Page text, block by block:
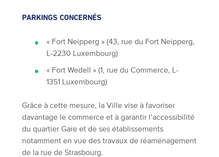
PARKINGS CONCERNÉS
« Fort Neipperg » (43, rue du Fort Neipperg,
L-2230 Luxembourg)
« Fort Wedell » (1, rue du Commerce, L-
1351 Luxembourg)
Grâce à cette mesure, la Ville vise à favoriser
davantage le commerce et à garantir l’accessibilité
du quartier Gare et de ses établissements
notamment en vue des travaux de réaménagement
de la rue de Strasbourg.